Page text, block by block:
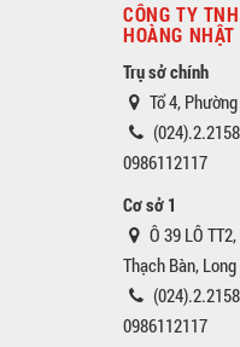
CÔNG TY
HOÀNG NHẬT
Trụ sở chính
Tổ 4,
0986112117
Cơ sở 1
Ô 39 LÔ
Thạch Bàn,
0986112117